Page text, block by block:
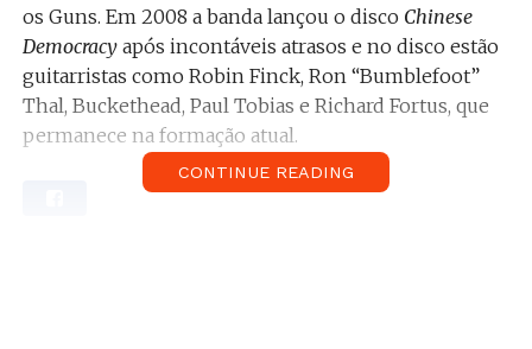
os Guns. Em 2008 a banda lançou o disco Chinese
Democracy após incontáveis atrasos e no disco estão
guitarristas como Robin Finck, Ron “Bumblefoot”
Thal, Buckethead, Paul Tobias e Richard Fortus, que
permanece na formação atual.
Uma das dúvidas que pairou no ar antes da reunião e
CONTINUE READING